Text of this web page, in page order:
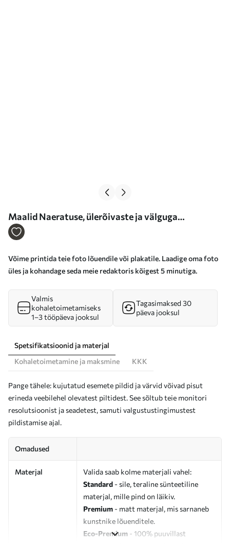
Maalid Naeratuse, ülerõivaste ja välguga
pildistamine Nr s33242
Võime printida teie foto lõuendile või plakatile. Laadige oma foto
üles ja kohandage seda meie redaktoris kõigest 5 minutiga.
Valmis
kohaletoimetamiseks
1–3 tööpäeva jooksul
Tagasimaksed 30
päeva jooksul
Spetsifikatsioonid ja materjal
Kohaletoimetamine ja maksmine
KKK
Pange tähele: kujutatud esemete pildid ja värvid võivad pisut
erineda veebilehel olevatest piltidest. See sõltub teie monitori
resolutsioonist ja seadetest, samuti valgustustingimustest
pildistamise ajal.
Omadused
Materjal
Valida saab kolme materjali vahel:
Standard - sile, teraline sünteetiline
materjal, mille pind on läikiv.
Premium - matt materjal, mis sarnaneb
kunstnike lõuenditele.
Eco-Premium - 100% puuvillast